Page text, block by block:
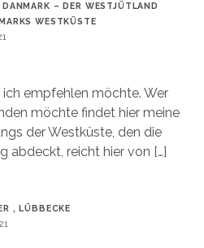
DANMARK – DER WESTJÜTLAND
WESTKÜSTE
ich empfehlen möchte. Wer
möchte findet hier meine
der Westküste, den die
abdeckt, reicht hier von […]
, LÜBBECKE